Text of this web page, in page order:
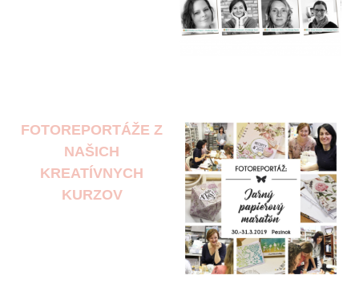
FOTOREPORTÁŽE Z
NAŠICH
KREATÍVNYCH
KURZOV